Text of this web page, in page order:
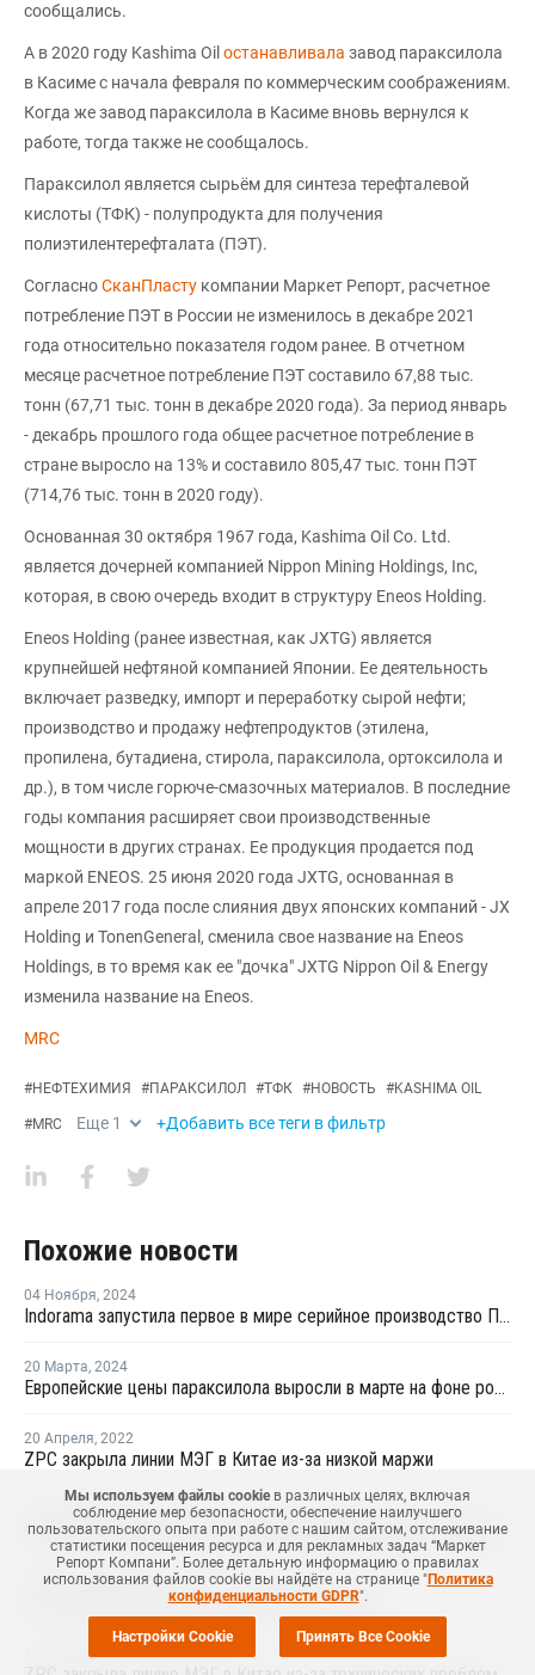
сообщались.
А в 2020 году Kashima Oil останавливала завод параксилола
в Касиме с начала февраля по коммерческим соображениям.
Когда же завод параксилола в Касиме вновь вернулся к
работе, тогда также не сообщалось.
Параксилол является сырьём для синтеза терефталевой
кислоты (ТФК) - полупродукта для получения
полиэтилентерефталата (ПЭТ).
СогласноСканПласту компании Маркет Репорт, расчетное
потребление ПЭТ в России не изменилось в декабре 2021
года относительно показателя годом ранее. В отчетном
месяце расчетное потребление ПЭТ составило 67,88 тыс.
тонн (67,71 тыс. тонн в декабре 2020 года). За период январь
- декабрь прошлого года общее расчетное потребление в
стране выросло на 13% и составило 805,47 тыс. тонн ПЭТ
(714,76 тыс. тонн в 2020 году).
Основанная 30 октября 1967 года, Kashima Oil Co. Ltd.
является дочерней компанией Nippon Mining Holdings, Inc,
которая, в свою очередь входит в структуру Eneos Holding.
Eneos Holding (ранее известная, как JXTG) является
крупнейшей нефтяной компанией Японии. Ее деятельность
включает разведку, импорт и переработку сырой нефти;
производство и продажу нефтепродуктов (этилена,
пропилена, бутадиена, стирола, параксилола, ортоксилола и
др.), в том числе горюче-смазочных материалов. В последние
годы компания расширяет свои производственные
мощности в других странах. Ее продукция продается под
маркой ENEOS. 25 июня 2020 года JXTG, основанная в
апреле 2017 года после слияния двух японских компаний - JX
Holding и TonenGeneral, сменила свое название на Eneos
Holdings, в то время как ее "дочка" JXTG Nippon Oil & Energy
изменила название на Eneos.
MRC
#НЕФТЕХИМИЯ #ПАРАКСИЛОЛ #ТФК #НОВОСТЬ #KASHIMA OIL
#MRC Еще 1 +Добавить все теги в фильтр
Похожие новости
04 Ноября, 2024
Indorama запустила первое в мире серийное производство ПЭТ-бутылок из биопараксилола
20 Марта, 2024
Европейские цены параксилола выросли в марте на фоне роста затрат на сырье
20 Апреля, 2022
ZPC закрыла линии МЭГ в Китае из-за низкой маржи
20 Января,2022
Sinochem Quanzhou на этой неделе возобновит работу завода МЭГ в провинции Фуцзянь после планового ремонта
14 Января,2022
ZPC отложила перезапуск линии МЭГ в Китае
10 Января,2022
Мы используем файлы cookieв различных целях, включая
соблюдение мер безопасности, обеспечение наилучшего
пользовательского опыта при работе с нашим сайтом, отслеживание
статистики посещения ресурса и для рекламных задач “Маркет
Репорт Компани”. Более детальную информацию о правилах
использования файлов cookie вы найдёте на странице "Политика
конфиденциальности GDPR".
Настройки Cookie Принять Все Cookie